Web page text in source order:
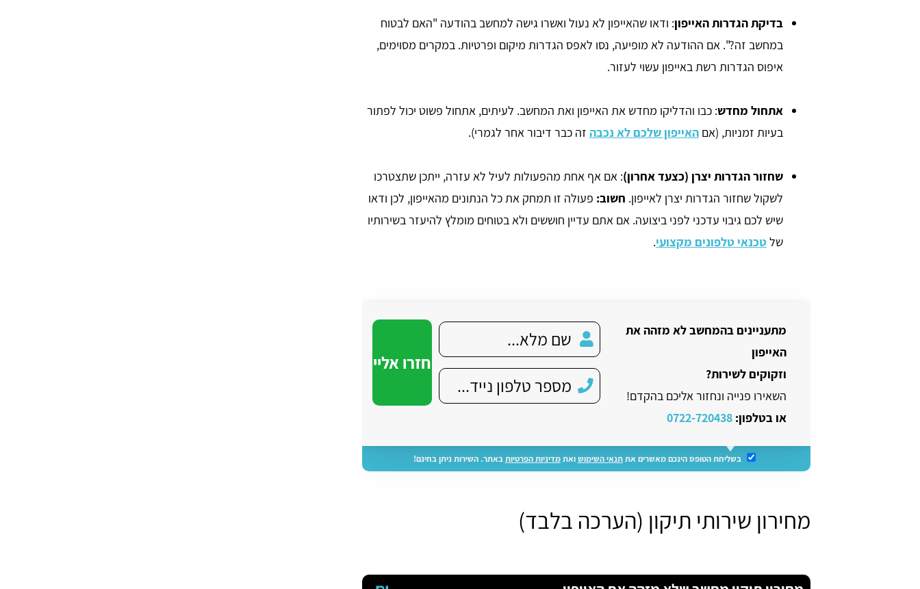
בדיקת הגדרות האייפון: ודאו שהאייפון לא נעול ואשרו גישה למחשב בהודעה "האם לבטוח
במחשב זה?". אם ההודעה לא מופיעה, נסו לאפס הגדרות מיקום ופרטיות. במקרים מסוימים,
איפוס הגדרות רשת באייפון עשוי לעזור.
אתחול מחדש: כבו והדליקו מחדש את האייפון ואת המחשב. לעיתים, אתחול פשוט יכול לפתור
בעיות זמניות, (אם האייפון שלכם לא נכבה זה כבר דיבור אחר לגמרי).
שחזור הגדרות יצרן (כצעד אחרון): אם אף אחת מהפעולות לעיל לא עזרה, ייתכן שתצטרכו
לשקול שחזור הגדרות יצרן לאייפון. חשוב: פעולה זו תמחק את כל הנתונים מהאייפון, לכן ודאו
שיש לכם גיבוי עדכני לפני ביצועה. אם אתם עדיין חוששים ולא בטוחים מומלץ להיעזר בשירותיו
שלטכנאי טלפונים מקצועי.
מתעניינים בהמחשב לא מזהה את
האייפון
וזקוקים לשירות?
השאירו פנייה ונחזור אליכם בהקדם!
או בטלפון: 0722-720438
בשליחת הטופס הינכם מאשרים אתתנאי השימושואתמדיניות הפרטיותבאתר. השירות ניתן בחינם!
מחירון שירותי תיקון (הערכה בלבד)